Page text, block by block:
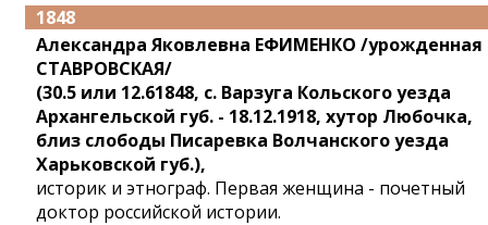
1848
Александра Яковлевна ЕФИМЕНКО /урожденная
СТАВРОВСКАЯ/
(30.5 или 12.61848, с. Варзуга Кольского уезда
Архангельской губ. - 18.12.1918, хутор Любочка,
близ слободы Писаревка Волчанского уезда
Харьковской губ.),
историк и этнограф. Первая женщина - почетный
доктор российской истории.